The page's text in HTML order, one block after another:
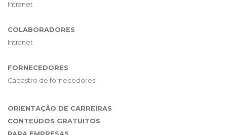
Intranet
COLABORADORES
Intranet
FORNECEDORES
Cadastro de fornecedores
ORIENTAÇÃO DE CARREIRAS
CONTEÚDOS GRATUITOS